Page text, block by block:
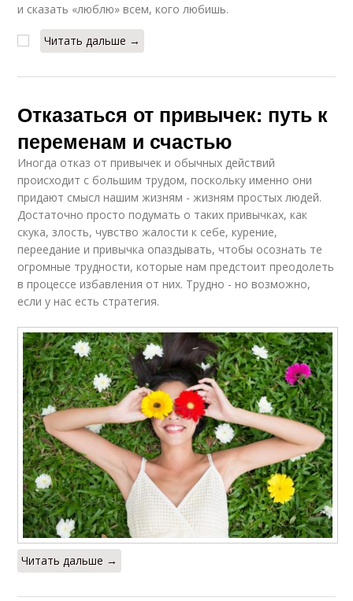
и сказать «люблю» всем, кого любишь.
Читать дальше →
Отказаться от привычек: путь к
переменам и счастью
Иногда отказ от привычек и обычных действий
происходит с большим трудом, поскольку именно они
придают смысл нашим жизням - жизням простых людей.
Достаточно просто подумать о таких привычках, как
скука, злость, чувство жалости к себе, курение,
переедание и привычка опаздывать, чтобы осознать те
огромные трудности, которые нам предстоит преодолеть
в процессе избавления от них. Трудно - но возможно,
если у нас есть стратегия.
Читать дальше →